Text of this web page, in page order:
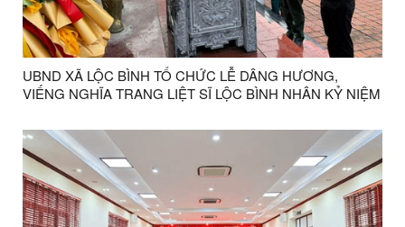
UBND XÃ LỘC BÌNH TỔ CHỨC LỄ DÂNG HƯƠNG,
VIẾNG NGHĨA TRANG LIỆT SĨ LỘC BÌNH NHÂN KỶ NIỆM